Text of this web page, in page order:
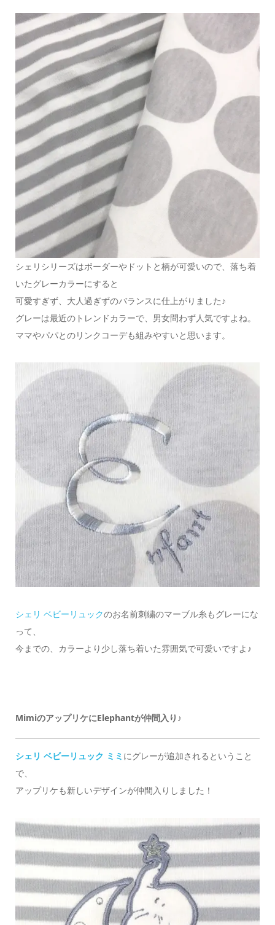
シェリシリーズはボーダーやドットと柄が可愛いので、落ち着
いたグレーカラーにすると
可愛すぎず、大人過ぎずのバランスに仕上がりました♪
グレーは最近のトレンドカラーで、男女問わず人気ですよね。
ママやパパとのリンクコーデも組みやすいと思います。
シェリ ベビーリュックのお名前刺繍のマーブル糸もグレーにな
って、
今までの、カラーより少し落ち着いた雰囲気で可愛いですよ♪
MimiのアップリケにElephantが仲間入り♪
シェリ ベビーリュック ミミ にグレーが追加されるということ
で、
アップリケも新しいデザインが仲間入りしました！